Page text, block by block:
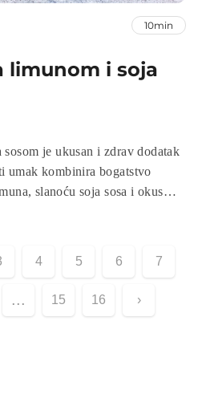
10min
limunom i soja
je ukusan i zdrav dodatak
umak kombinira bogatstvo
slanoću soja sosa i okus
što ga čini odličnim
4 5 6 7
... 15 16 ›